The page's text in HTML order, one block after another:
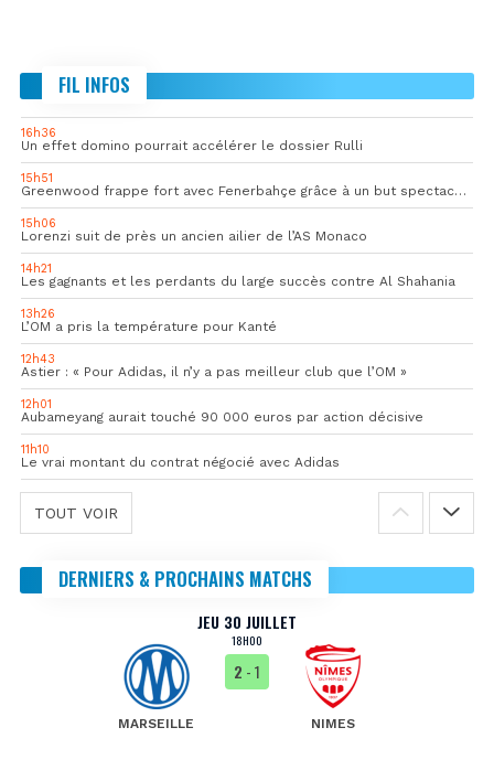
FIL INFOS
16h36
Un effet domino pourrait accélérer le dossier Rulli
15h51
Greenwood frappe fort avec Fenerbahçe grâce à un but spectaculaire
15h06
Lorenzi suit de près un ancien ailier de l’AS Monaco
14h21
Les gagnants et les perdants du large succès contre Al Shahania
13h26
L’OM a pris la température pour Kanté
12h43
Astier : « Pour Adidas, il n’y a pas meilleur club que l’OM »
12h01
Aubameyang aurait touché 90 000 euros par action décisive
11h10
Le vrai montant du contrat négocié avec Adidas
TOUT VOIR
DERNIERS & PROCHAINS MATCHS
JEU 30 JUILLET
18H00
MARSEILLE
2 - 1
NIMES